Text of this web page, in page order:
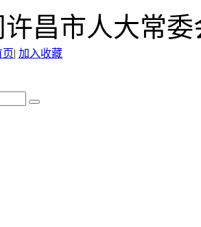
昌市人大常
页| 加入收藏